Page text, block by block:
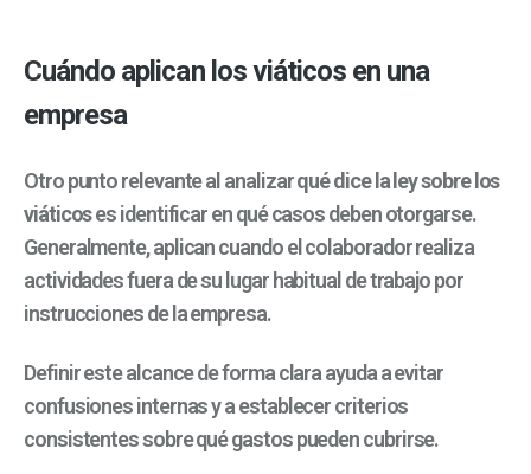
Cuándo aplican los viáticos en una
empresa
Otro punto relevante al analizarqué dice la ley sobre los
viáticoses identificar en qué casos deben otorgarse.
Generalmente, aplican cuando el colaborador realiza
actividades fuera de su lugar habitual de trabajo por
instrucciones de la empresa.
Definir este alcance de forma clara ayuda a evitar
confusiones internas y a establecer criterios
consistentes sobre qué gastos pueden cubrirse.